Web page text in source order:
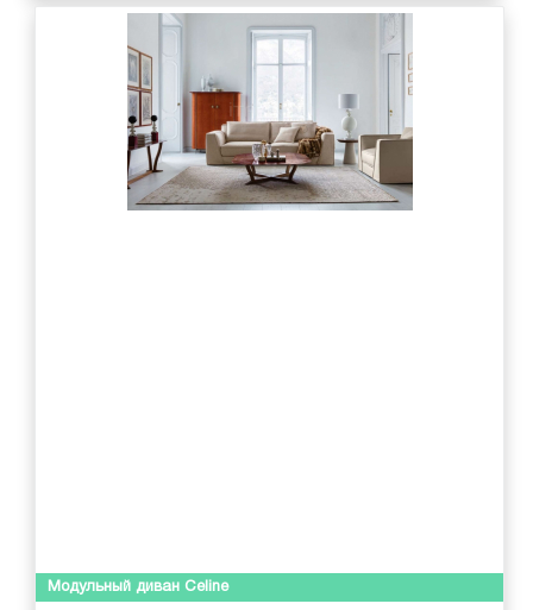
Модульный диван Celine